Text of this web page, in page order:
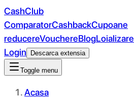
CashClub
ComparatorCashbackCupoane
reducereVouchereBlogLoializare
Login
Descarca extensia
Toggle menu
Acasa